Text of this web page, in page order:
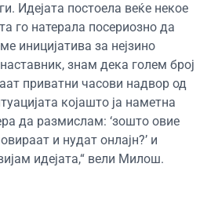
Идејата постоела веќе некое
го натерала посериозно да
иницијатива за нејзино
знам дека голем број
приватни часови надвор од
којашто ја наметна
да размислам: ‘зошто овие
и нудат онлајн?’ и
идејата,“ вели Милош.